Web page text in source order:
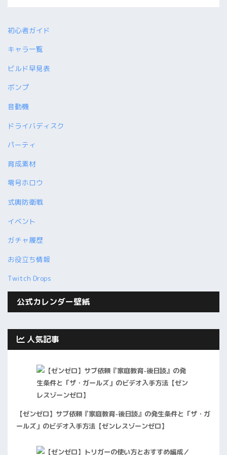
初心者ガイド
キャラ一覧
ビルド早見表
ボンプ
音動機
ドライバディスク
パーティ
育成素材
零号ホロウ
式輿防衛戦
イベント
ガチャ履歴
お役立ち情報
Twitch Drops
公式カレンダー壁紙
人気記事
【ゼンゼロ】サブ依頼『家庭教育-後日談』の発生条件と「ザ・ガ
ールズ」のビデオ入手方法【ゼンレスゾーンゼロ】